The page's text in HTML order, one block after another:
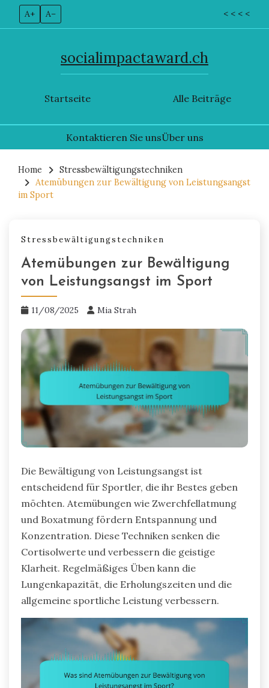
A+ A– < < < <
Startseite
socialimpactaward.ch
Alle Beiträge
Kontaktieren Sie unsÜber uns
content
Home
Stressbewältigungstechniken
Atemübungen zur Bewältigung von Leistungsangst
im Sport
Stressbewältigungstechniken
Atemübungen zur Bewältigung
von Leistungsangst im Sport
11/08/2025 Mia Strah
Die Bewältigung von Leistungsangst ist
entscheidend für Sportler, die ihr Bestes geben
möchten. Atemübungen wie Zwerchfellatmung
und Boxatmung fördern Entspannung und
Konzentration. Diese Techniken senken die
Cortisolwerte und verbessern die geistige
Klarheit. Regelmäßiges Üben kann die
Lungenkapazität, die Erholungszeiten und die
allgemeine sportliche Leistung verbessern.